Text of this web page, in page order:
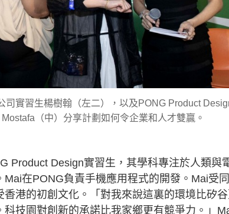
實習生楊樹翰（左二），以及PONG Product
（中）分享計劃如何令企業和人才雙贏。
Product Design實習生，其學科專注於人類與
在PONG負責手機應用程式的開發。Mai受
港的初創文化。「對我來說這裏的環境比矽谷
技園對創新的承諾比我家鄉更有競爭力。」